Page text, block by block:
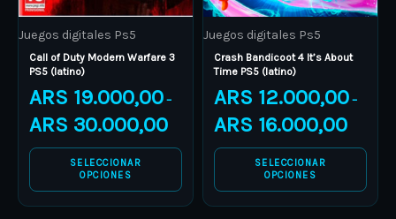
Juegos digitales Ps5
Call of Duty Modern Warfare 3
PS5 (latino)
ARS 19.000,00 –
ARS 30.000,00
SELECCIONAR
OPCIONES
be
chosen
on
the
product
Juegos digitales Ps5
Crash Bandicoot 4 It’s About
Time PS5 (latino)
ARS 12.000,00 –
ARS 16.000,00
SELECCIONAR
OPCIONES
be
chosen
on
the
product